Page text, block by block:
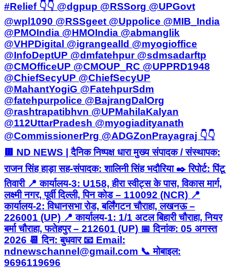
#Relief 👇👇 @dgpup @RSSorg @UPGovt
@wpl1090 @RSSgeet @Uppolice @MIB_India
@PMOIndia @HMOIndia @abmanglik
@VHPDigital @igrangealld @myogioffice
@InfoDeptUP @dmfatehpur @sdmsadarftp
@CMOfficeUP @CMOUP_RC @UPPRD1948
@ChiefSecyUP @ChiefSecyUP
@MahantYogiG @FatehpurSdm
@fatehpurpolice @BajrangDalOrg
@rashtrapatibhvn @UPMahilaKalyan
@112UttarPradesh @myogiadityanath
@CommissionerPrg @ADGZonPrayagraj 👇👇
🟥 ND NEWS | दैनिक निष्पक्ष धारा मुख्य संपादक / संस्थापक:
राजन सिंह हाड़ा सह-संपादक: शालिनी सिंह भदौरिया ✒️ रिपोर्ट: पिंटू
तिवारी 📍 कार्यालय-3: U158, हीरा स्वीट्स के पास, विकास मार्ग,
लक्ष्मी नगर, पूर्वी दिल्ली, पिन कोड – 110092 (NCR) 📍
कार्यालय-2: विधानसभा रोड, बर्लिंगटन चौराहा, लखनऊ –
226001 (UP) 📍 कार्यालय-1: 1/1 अटल बिहारी चौराहा, नियर
बर्मा चौराहा, फतेहपुर – 212601 (UP) 📅 दिनांक: 05 अगस्त
2026 📆 दिन: बुधवार 📧 Email:
ndnewschannel@gmail.com 📞 मोबाइल:
9696119696